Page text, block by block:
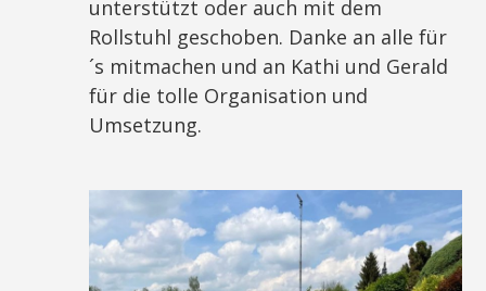
unterstützt oder auch mit dem
Rollstuhl geschoben. Danke an alle für
´s mitmachen und an Kathi und Gerald
für die tolle Organisation und
Umsetzung.